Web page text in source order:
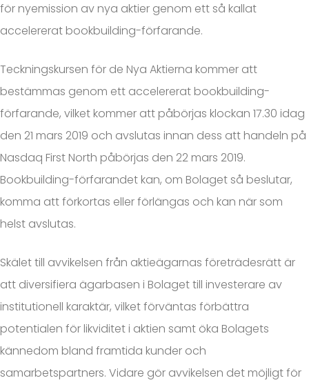
för nyemission av nya aktier genom ett så kallat
accelererat bookbuilding-förfarande.
Teckningskursen för de Nya Aktierna kommer att
bestämmas genom ett accelererat bookbuilding-
förfarande, vilket kommer att påbörjas klockan 17.30 idag
den 21 mars 2019 och avslutas innan dess att handeln på
Nasdaq First North påbörjas den 22 mars 2019.
Bookbuilding-förfarandet kan, om Bolaget så beslutar,
komma att förkortas eller förlängas och kan när som
helst avslutas.
Skälet till avvikelsen från aktieägarnas företrädesrätt är
att diversifiera ägarbasen i Bolaget till investerare av
institutionell karaktär, vilket förväntas förbättra
potentialen för likviditet i aktien samt öka Bolagets
kännedom bland framtida kunder och
samarbetspartners. Vidare gör avvikelsen det möjligt för